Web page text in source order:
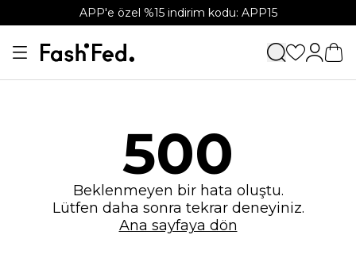
APP'e özel %15 indirim kodu: APP15
500
Beklenmeyen bir hata oluştu.
Lütfen daha sonra tekrar deneyiniz.
Ana sayfaya dön